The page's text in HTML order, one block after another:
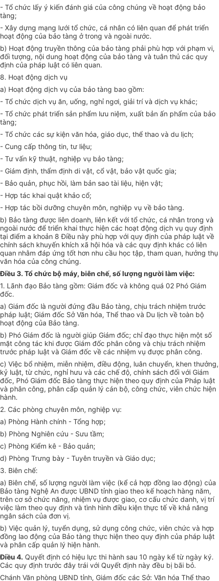
- Tổ chức lấy ý kiến đánh giá của công chúng về hoạt động bảo
tàng;
- Xây dựng mạng lưới tổ chức, cá nhân có liên quan để phát triển
hoạt động của bảo tàng ở trong và ngoài nước.
b) Hoạt động truyền thông của bảo tàng phải phù hợp với phạm vi,
đối tượng, nội dung hoạt động của bảo tàng và tuân thủ các quy
định của pháp luật có liên quan.
8. Hoạt động dịch vụ
a) Hoạt động dịch vụ của bảo tàng bao gồm:
- Tổ chức dịch vụ ăn, uống, nghỉ ngơi, giải trí và dịch vụ khác;
- Tổ chức phát triển sản phẩm lưu niệm, xuất bản ấn phẩm của bảo
tàng;
- Tổ chức các sự kiện văn hóa, giáo dục, thể thao và du lịch;
- Cung cấp thông tin, tư liệu;
- Tư vấn kỹ thuật, nghiệp vụ bảo tàng;
- Giám định, thẩm định di vật, cổ vật, bảo vật quốc gia;
- Bảo quản, phục hồi, làm bản sao tài liệu, hiện vật;
- Hợp tác khai quật khảo cổ;
- Hợp tác bồi dưỡng chuyên môn, nghiệp vụ về bảo tàng.
b) Bảo tàng được liên doanh, liên kết với tổ chức, cá nhân trong và
ngoài nước để triển khai thực hiện các hoạt động dịch vụ quy định
tại điểm a khoản 8 Điều này phù hợp với quy định của pháp luật về
chính sách khuyến khích xã hội hóa và các quy định khác có liên
quan nhằm đáp ứng tốt hơn nhu cầu học tập, tham quan, hưởng thụ
văn hóa của công chúng.
Điều 3. Tổ chức bộ máy, biên chế, số lượng người làm việc:
1. Lãnh đạo Bảo tàng gồm: Giám đốc và không quá 02 Phó Giám
đốc.
a) Giám đốc là người đứng đầu Bảo tàng, chịu trách nhiệm trước
pháp luật; Giám đốc Sở Văn hóa, Thể thao và Du lịch về toàn bộ
hoạt động của Bảo tàng.
b) Phó Giám đốc là người giúp Giám đốc; chỉ đạo thực hiện một số
mặt công tác khi được Giám đốc phân công và chịu trách nhiệm
trước pháp luật và Giám đốc về các nhiệm vụ được phân công.
c) Việc bổ nhiệm, miễn nhiệm, điều động, luân chuyển, khen thưởng,
kỷ luật, từ chức, nghỉ hưu và các chế độ, chính sách đối với Giám
đốc, Phó Giám đốc Bảo tàng thực hiện theo quy định của Pháp luật
và phân công, phân cấp quản lý cán bộ, công chức, viên chức hiện
hành.
2. Các phòng chuyên môn, nghiệp vụ:
a) Phòng Hành chính - Tổng hợp;
b) Phòng Nghiên cứu - Sưu tầm;
c) Phòng Kiểm kê - Bảo quản;
d) Phòng Trưng bày - Tuyên truyền và Giáo dục;
3. Biên chế:
a) Biên chế, số lượng người làm việc (kể cả hợp đồng lao động) của
Bảo tàng Nghệ An được UBND tỉnh giao theo kế hoạch hàng năm,
trên cơ sở chức năng, nhiệm vụ được giao, cơ cấu chức danh, vị trí
việc làm theo quy định và tình hình điều kiện thực tế về khả năng
ngân sách của đơn vị.
b) Việc quản lý, tuyển dụng, sử dụng công chức, viên chức và hợp
đồng lao động của Bảo tàng thực hiện theo quy định của pháp luật
và phân cấp quản lý hiện hành.
Điều 4. Quyết định có hiệu lực thi hành sau 10 ngày kể từ ngày ký.
Các quy định trước đây trái với Quyết định này đều bị bãi bỏ.
Chánh Văn phòng UBND tỉnh, Giám đốc các Sở: Văn hóa Thể thao